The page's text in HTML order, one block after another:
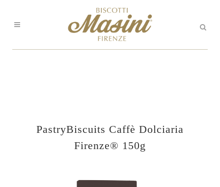
PastryBiscuits Caffè Dolciaria
Firenze® 150g